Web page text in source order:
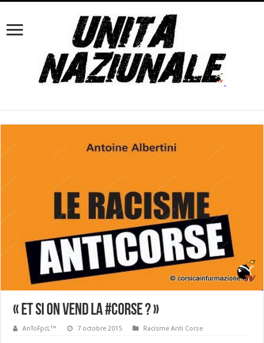
« Et si on vend la #Corse ? »
AnToFpcL™ 7 octobre 2015 Racisme Anti Corse